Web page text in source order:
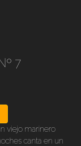
7
viejo marinero
canta en un